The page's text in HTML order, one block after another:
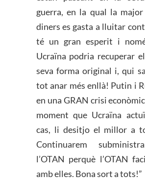
guerra, en la qual la
diners es gasta a lluitar
té un gran esperit i
Ucraïna podria recuperar
seva forma original i, qui
tot anar més enllà! Putin i
en una GRAN crisi
moment que Ucraïna
cas, li desitjo el millor a
Continuarem
l’OTAN perquè l’OTAN
amb elles. Bona sort a tots!”